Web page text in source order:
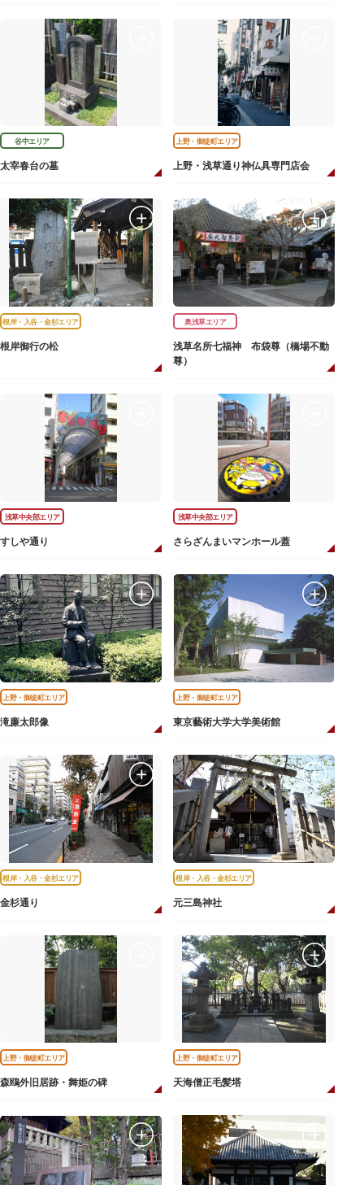
谷中エリア
太宰春台の墓
上野・御徒町エリア
上野・浅草通り神仏具専門店会
根岸・入谷・金杉エリア
根岸御行の松
奥浅草エリア
浅草名所七福神 布袋尊（橋場不動
尊）
浅草中央部エリア
すしや通り
浅草中央部エリア
さらざんまいマンホール蓋
上野・御徒町エリア
滝廉太郎像
上野・御徒町エリア
東京藝術大学大学美術館
根岸・入谷・金杉エリア
金杉通り
根岸・入谷・金杉エリア
元三島神社
上野・御徒町エリア
森鴎外旧居跡・舞姫の碑
上野・御徒町エリア
天海僧正毛髪塔